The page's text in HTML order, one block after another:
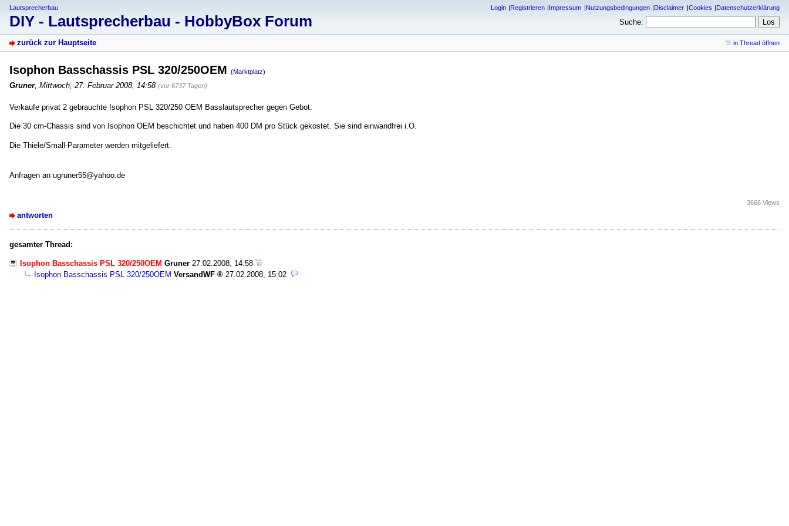
Lautsprecherbau
DIY - Lautsprecherbau - HobbyBox Forum
Login Registrieren Impressum Nutzungsbedingungen Disclaimer Cookies Datenschutzerklärung
Suche:
zurück zur Hauptseite in Thread öffnen
Isophon Basschassis PSL 320/250OEM (Marktplatz)
Gruner, Mittwoch, 27. Februar 2008, 14:58 (vor 6737 Tagen)
Verkaufe privat 2 gebrauchte Isophon PSL 320/250 OEM Basslautsprecher gegen Gebot.
Die 30 cm-Chassis sind von Isophon OEM beschichtet und haben 400 DM pro Stück gekostet. Sie sind einwandfrei i.O.
Die Thiele/Small-Parameter werden mitgeliefert.
Anfragen an ugruner55@yahoo.de
antworten
3666 Views
gesamter Thread:
Isophon Basschassis PSL 320/250OEM Gruner 27.02.2008, 14:58
Isophon Basschassis PSL 320/250OEM VersandWF 27.02.2008, 15:02